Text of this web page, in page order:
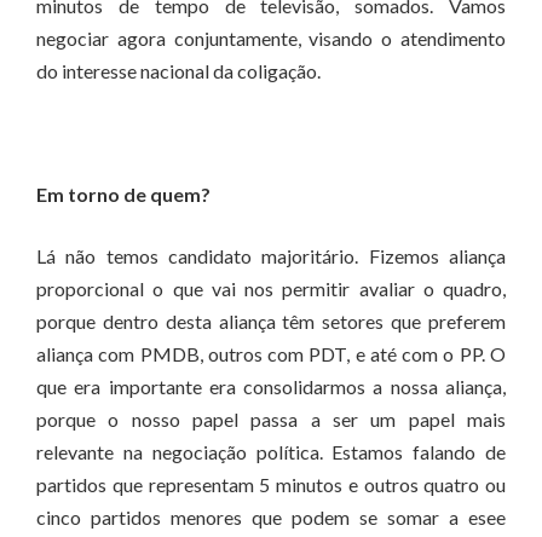
minutos de tempo de televisão, somados. Vamos
negociar agora conjuntamente, visando o atendimento
do interesse nacional da coligação.
Em torno de quem?
Lá não temos candidato majoritário. Fizemos aliança
proporcional o que vai nos permitir avaliar o quadro,
porque dentro desta aliança têm setores que preferem
aliança com PMDB, outros com PDT, e até com o PP. O
que era importante era consolidarmos a nossa aliança,
porque o nosso papel passa a ser um papel mais
relevante na negociação política. Estamos falando de
partidos que representam 5 minutos e outros quatro ou
cinco partidos menores que podem se somar a esee